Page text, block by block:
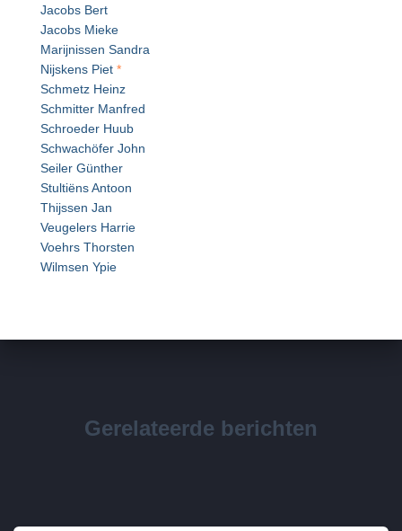
Jacobs Bert
Jacobs Mieke
Marijnissen Sandra
Nijskens Piet *
Schmetz Heinz
Schmitter Manfred
Schroeder Huub
Schwachöfer John
Seiler Günther
Stultiëns Antoon
Thijssen Jan
Veugelers Harrie
Voehrs Thorsten
Wilmsen Ypie
Gerelateerde berichten